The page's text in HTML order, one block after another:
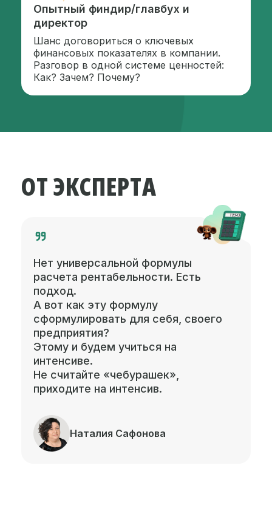
Опытный финдир/главбух и
директор
Шанс договориться о ключевых
финансовых показателях в компании.
Разговор в одной системе ценностей:
Как? Зачем? Почему?
ОТ ЭКСПЕРТА
Нет универсальной формулы
расчета рентабельности. Есть
подход.
А вот как эту формулу
сформулировать для себя, своего
предприятия?
Этому и будем учиться на
интенсиве.
Не считайте «чебурашек»,
приходите на интенсив.
Наталия Сафонова